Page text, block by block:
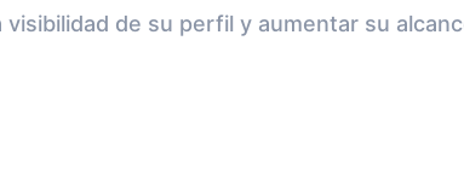
de su perfil y aumentar su